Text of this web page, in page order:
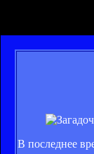
В последнее